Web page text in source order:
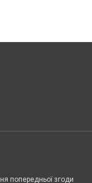
попередньої згоди